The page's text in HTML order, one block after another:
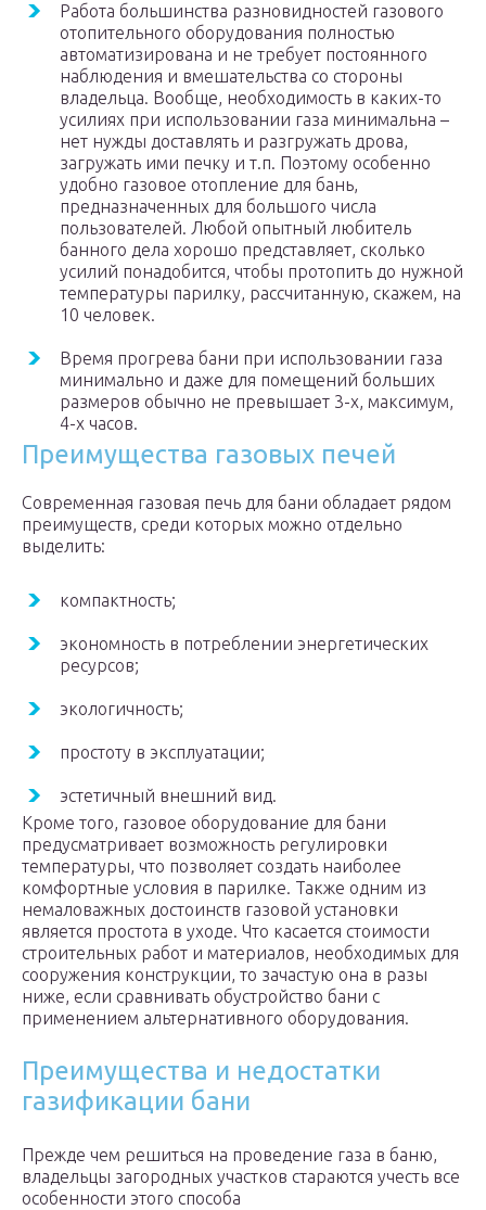
Работа большинства разновидностей газового
отопительного оборудования полностью
автоматизирована и не требует постоянного
наблюдения и вмешательства со стороны
владельца. Вообще, необходимость в каких-то
усилиях при использовании газа минимальна –
нет нужды доставлять и разгружать дрова,
загружать ими печку и т.п. Поэтому особенно
удобно газовое отопление для бань,
предназначенных для большого числа
пользователей. Любой опытный любитель
банного дела хорошо представляет, сколько
усилий понадобится, чтобы протопить до нужной
температуры парилку, рассчитанную, скажем, на
10 человек.
Время прогрева бани при использовании газа
минимально и даже для помещений больших
размеров обычно не превышает 3-х, максимум,
4-х часов.
Преимущества газовых печей
Современная газовая печь для бани обладает рядом
преимуществ, среди которых можно отдельно
выделить:
компактность;
экономность в потреблении энергетических
ресурсов;
экологичность;
простоту в эксплуатации;
эстетичный внешний вид.
Кроме того, газовое оборудование для бани
предусматривает возможность регулировки
температуры, что позволяет создать наиболее
комфортные условия в парилке. Также одним из
немаловажных достоинств газовой установки
является простота в уходе. Что касается стоимости
строительных работ и материалов, необходимых для
сооружения конструкции, то зачастую она в разы
ниже, если сравнивать обустройство бани с
применением альтернативного оборудования.
Преимущества и недостатки
газификации бани
Прежде чем решиться на проведение газа в баню,
владельцы загородных участков стараются учесть все
особенности этого способа